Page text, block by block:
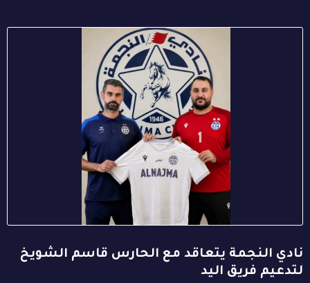
نادي النجمة يتعاقد مع الحارس قاسم الشويخ
لتدعيم فريق اليد